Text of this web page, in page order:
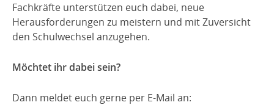
Fachkräfte unterstützen euch dabei, neue
Herausforderungen zu meistern und mit Zuversicht
den Schulwechsel anzugehen.
Möchtet ihr dabei sein?
Dann meldet euch gerne per E-Mail an: